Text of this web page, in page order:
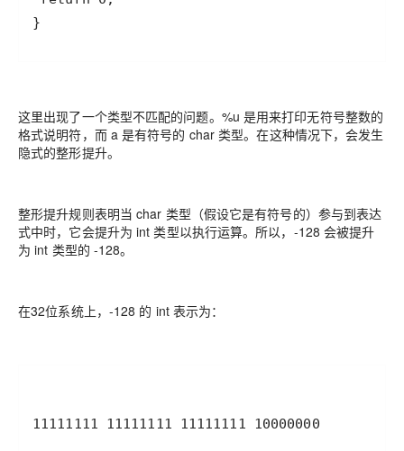
}
这里出现了一个类型不匹配的问题。%u 是用来打印无符号整数的
格式说明符，而 a 是有符号的 char 类型。在这种情况下，会发生
隐式的整形提升。
整形提升规则表明当 char 类型（假设它是有符号的）参与到表达
式中时，它会提升为 int 类型以执行运算。所以，-128 会被提升
为 int 类型的 -128。
在32位系统上，-128 的 int 表示为：
11111111 11111111 11111111 10000000